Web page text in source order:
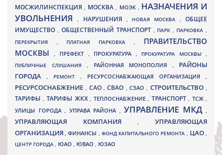
МОСЖИЛИНСПЕКЦИЯ, МОСКВА , МОЭК , НАЗНАЧЕНИЯ И
УВОЛЬНЕНИЯ, НАРУШЕНИЯ , НОВАЯ МОСКВА ,ОБЩЕЕ
ИМУЩЕСТВО , ОБЩЕСТВЕННЫЙ ТРАНСПОРТ , ПАРК, ПАРКОВКА ,
ПЕРЕКРЫТИЯ , ПЛАТНАЯ ПАРКОВКА , ПРАВИТЕЛЬСТВО
МОСКВЫ
, ПРЕФЕКТ , ПРОКУРАТУРА , ПРОКУРАТУРА МОСКВЫ ,
ПУБЛИЧНЫЕ СЛУШАНИЯ , РАЙОННАЯ МОНОПОЛИЯ , РАЙОНЫ
ГОРОДА
, РЕМОНТ , РЕСУРСОСНАБЖАЮЩАЯ ОРГАНИЗАЦИЯ ,
РЕСУРСОСНАБЖЕНИЕ, САО,СВАО ,СЗАО, СТРОИТЕЛЬСТВО,
ТАРИФЫ , ТАРИФЫ ЖКХ , ТЕПЛОСНАБЖЕНИЕ , ТРАНСПОРТ , ТСЖ ,
УЛИЦЫ ГОРОДА , УПРАВА РАЙОНА , УПРАВЛЕНИЕ МКД ,
УПРАВЛЯЮЩАЯ КОМПАНИЯ,УПРАВЛЯЮЩАЯ
ОРГАНИЗАЦИЯ,ФИНАНСЫ , ФОНД КАПИТАЛЬНОГО РЕМОНТА , ЦАО,
ЦЕНТР ГОРОДА , ЮАО , ЮВАО , ЮЗАО